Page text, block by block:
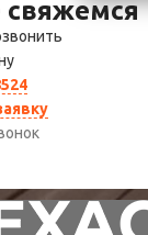
свяжемся